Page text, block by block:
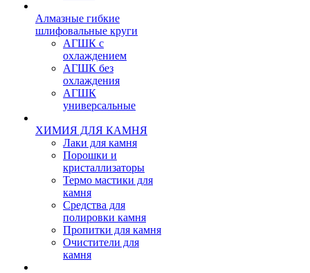
Алмазные гибкие
шлифовальные круги
АГШК с
охлаждением
АГШК без
охлаждения
АГШК
универсальные
ХИМИЯ ДЛЯ КАМНЯ
Лаки для камня
Порошки и
кристаллизаторы
Термо мастики для
камня
Средства для
полировки камня
Пропитки для камня
Очистители для
камня